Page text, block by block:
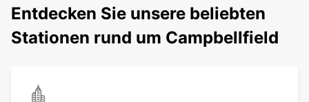
Entdecken Sie unsere beliebten
Stationen rund um Campbellfield